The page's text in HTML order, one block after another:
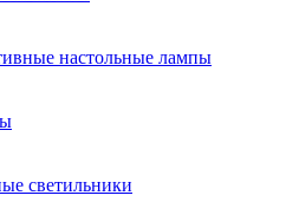
настольные лампы
светильники